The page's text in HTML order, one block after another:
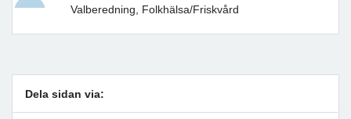
Valberedning, Folkhälsa/Friskvård
Dela sidan via: